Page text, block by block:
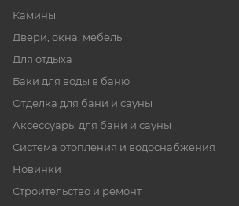
Камины
Двери, окна, мебель
Для отдыха
Баки для воды в баню
Отделка для бани и сауны
Аксессуары для бани и сауны
Система отопления и водоснабжения
Новинки
Строительство и ремонт